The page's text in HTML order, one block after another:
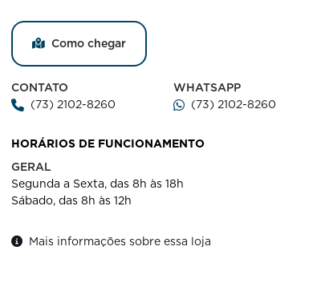
Como chegar
CONTATO
(73) 2102-8260
WHATSAPP
(73) 2102-8260
HORÁRIOS DE FUNCIONAMENTO
GERAL
Segunda a Sexta, das 8h às 18h
Sábado, das 8h às 12h
Mais informações sobre essa loja